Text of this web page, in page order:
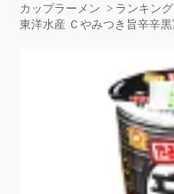
カップラーメン
ランキング